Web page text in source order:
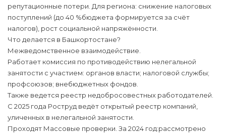
репутационные потери. Для региона: снижение налоговых
поступлений (до 40 %бюджета формируется за счёт
налогов), рост социальной напряжённости.
Что делается в Башкортостане?
Межведомственное взаимодействие.
Работает комиссия по противодействию нелегальной
занятости с участием: органов власти; налоговой службы;
профсоюзов; внебюджетных фондов.
Также ведется реестр недобросовестных работодателей.
С 2025 года Роструд ведёт открытый реестр компаний,
уличенных в нелегальной занятости.
Проходят Массовые проверки. За 2024 год:рассмотрено